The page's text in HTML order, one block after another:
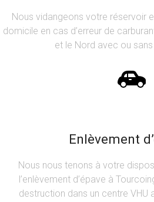
Nous vidangeons votre réservoir
domicile en cas d’erreur de
et le Nord avec ou
Enlèvement
Nous nous tenons à votre
l’enlèvement d’épave à
destruction dans un centre VHU